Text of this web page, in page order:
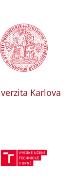
Karlova